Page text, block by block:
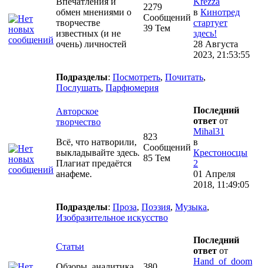
обмен мнениями о
творчестве
известных (и не
очень) личностей
2279
Сообщений
39 Тем
в Кинотред
стартует
здесь!
28 Августа
2023, 21:53:55
Подразделы: Посмотреть, Почитать,
Послушать, Парфюмерия
Авторское
творчество
Всё, что натворили,
выкладывайте здесь.
Плагиат предаётся
анафеме.
823
Сообщений
85 Тем
Последний
ответ от
Mihal31
в
Крестоносцы
2
01 Апреля
2018, 11:49:05
Подразделы: Проза, Поэзия, Музыка,
Изобразительное искусство
Статьи
Последний
ответ от
Hand_of_doom